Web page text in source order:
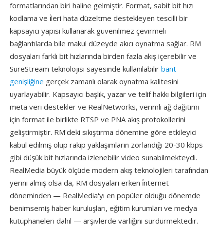
formatlarından biri haline gelmiştir. Format, sabit bit hızı
kodlama ve i̇leri hata düzeltme destekleyen tescilli bir
kapsayıcı yapısı kullanarak güvenilmez çevirmeli
bağlantılarda bile makul düzeyde akıcı oynatma sağlar. RM
dosyaları farklı bit hızlarında birden fazla akış içerebilir ve
SureStream teknolojisi sayesinde kullanılabilir bant
genişliğine gerçek zamanlı olarak oynatma kalitesini
uyarlayabilir. Kapsayıcı başlık, yazar ve telif hakkı bilgileri için
meta veri destekler ve RealNetworks, verimli ağ dağıtımı
için format ile birlikte RTSP ve PNA akış protokollerini
geliştirmiştir. RM'deki sıkıştırma dönemine göre etkileyici
kabul edilmiş olup rakip yaklaşımların zorlandığı 20-30 kbps
gibi düşük bit hızlarında izlenebilir video sunabilmekteydi.
RealMedia büyük ölçüde modern akış teknolojileri tarafından
yerini almış olsa da, RM dosyaları erken i̇nternet
döneminden — RealMedia'yı en popüler olduğu dönemde
benimsemiş haber kuruluşları, eğitim kurumları ve medya
kütüphaneleri dahil — arşivlerde varlığını sürdürmektedir.